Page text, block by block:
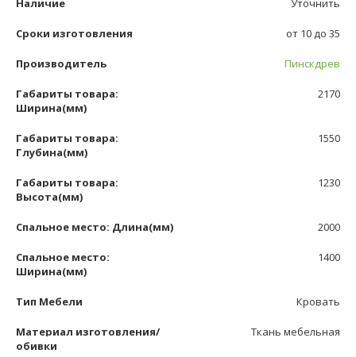
Наличие Уточнить
Сроки изготовления от 10 до 35
Производитель Пинскдрев
Габариты товара:
Ширина(мм)
2170
Габариты товара:
Глубина(мм)
1550
Габариты товара:
Высота(мм)
1230
Спальное место: Длина(мм) 2000
Спальное место:
Ширина(мм)
1400
Тип Мебели Кровать
Материал изготовления/
обивки
Ткань мебельная